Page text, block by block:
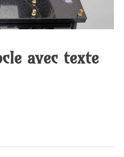
avec texte